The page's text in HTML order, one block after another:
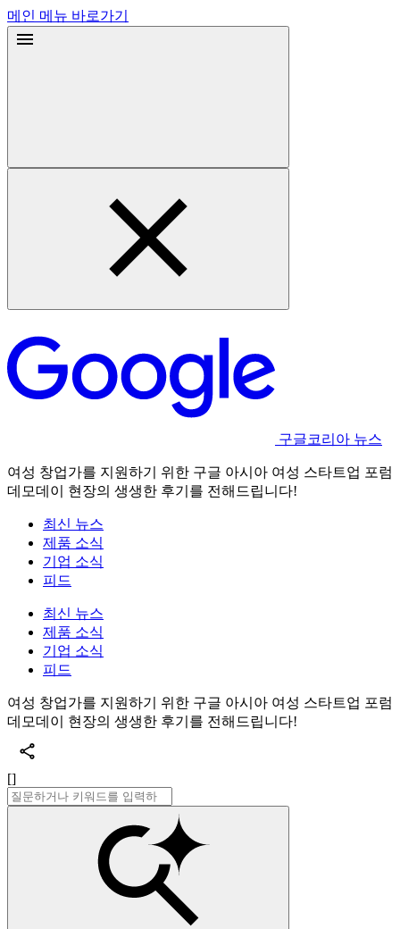
메인 메뉴 바로가기
구글코리아 뉴스
여성 창업가를 지원하기 위한 구글 아시아 여성 스타트업 포럼
데모데이 현장의 생생한 후기를 전해드립니다!
최신 뉴스
제품 소식
기업 소식
피드
최신 뉴스
제품 소식
기업 소식
피드
여성 창업가를 지원하기 위한 구글 아시아 여성 스타트업 포럼
데모데이 현장의 생생한 후기를 전해드립니다!
[]